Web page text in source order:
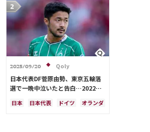
2025/09/20 Qoly
日本代表DF菅原由勢、東京五輪落
選で一晩中泣いたと告白…2022年
く「受け入れるのは難しかった」
日本 日本代表 ドイツ オランダ